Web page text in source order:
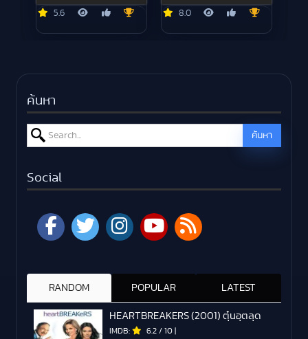
5.6 8.0
ค้นหา
Search for: ค้นหา
Social
RANDOM POPULAR LATEST
HEARTBREAKERS (2001) ตุ๋นอุตลุด
IMDB: 6.2 / 10 |